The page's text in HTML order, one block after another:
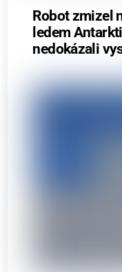
Robot zmizel
ledem
nedokázali